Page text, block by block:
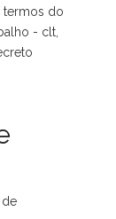
termos do
- clt,
de